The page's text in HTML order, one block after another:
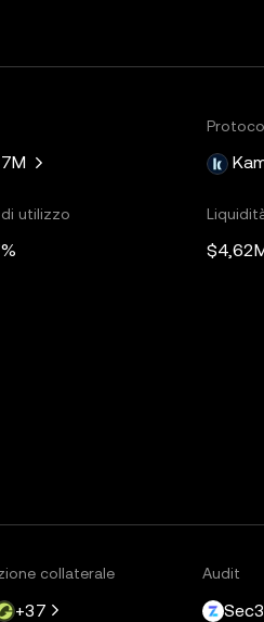
utilizzo
collaterale
+37
Audit
Sec3